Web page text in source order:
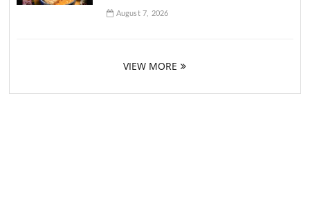
August 7, 2026
VIEW MORE